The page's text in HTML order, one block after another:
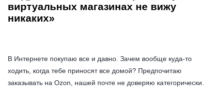
виртуальных магазинах не вижу
никаких»
В Интернете покупаю все и давно. Зачем вообще куда-то
ходить, когда тебе приносят все домой? Предпочитаю
заказывать на Ozon, нашей почте не доверяю категорически.